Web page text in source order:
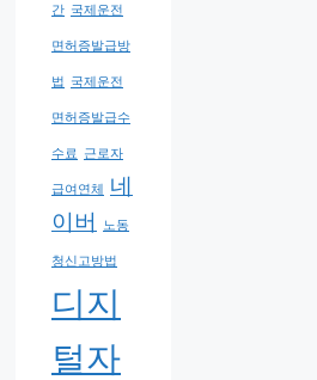
간 국제운전
면허증발급방
법 국제운전
면허증발급수
수료 근로자
급여연체
네
이버
노동
청신고방법
디지
털자